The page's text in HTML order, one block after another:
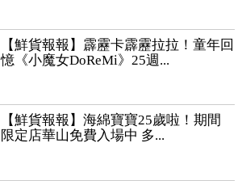
【鮮貨報報】霹靂卡霹靂拉拉！童年回
憶《小魔女DoReMi》25週...
【鮮貨報報】海綿寶寶25歲啦！期間
限定店華山免費入場中 多...